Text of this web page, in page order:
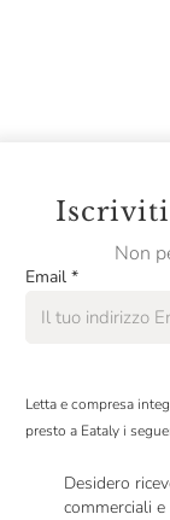
Iscriviti
Non
Email *
Letta e compresa
presto a Eataly i
Desidero
commerciali